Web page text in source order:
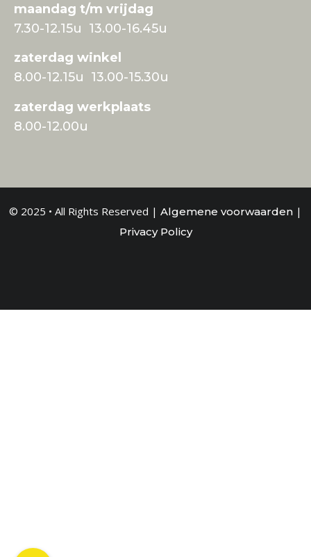
maandag t/m vrijdag
7.30-12.15u 13.00-16.45u
zaterdag winkel
8.00-12.15u 13.00-15.30u
zaterdag werkplaats
8.00-12.00u
© 2025 • All Rights Reserved | Algemene voorwaarden |
Privacy Policy